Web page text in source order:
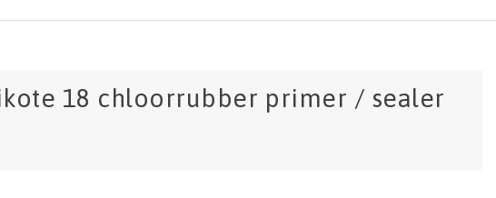
18 chloorrubber primer / sealer